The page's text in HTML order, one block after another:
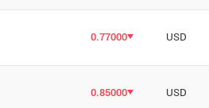
0.77000 USD
0.85000 USD